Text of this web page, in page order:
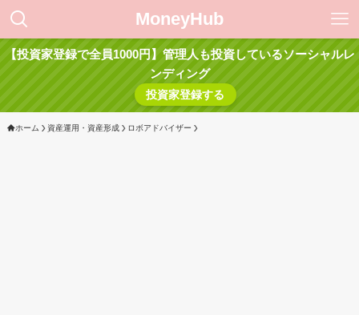
MoneyHub
【投資家登録で全員1000円】管理人も投資しているソーシャルレ
ンディング
投資家登録する
ホーム 資産運用・資産形成 ロボアドバイザー